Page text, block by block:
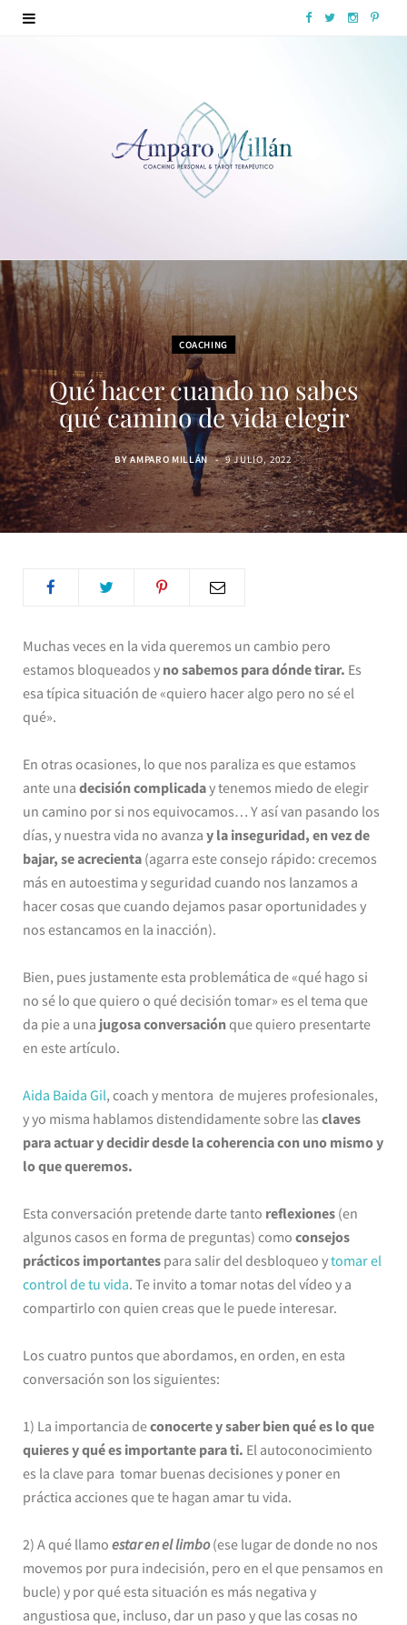
F T I
m
P
s
COACHING
Qué hacer cuando no sabes
qué camino de vida elegir
BYAMPARO MILLÁN 9 JULIO, 2022
Muchas veces en la vida queremos un cambio pero
estamos bloqueados y no sabemos para dónde tirar. Es
esa típica situación de «quiero hacer algo pero no sé el
qué».
En otras ocasiones, lo que nos paraliza es que estamos
ante una decisión complicaday tenemos miedo de elegir
un camino por si nos equivocamos… Y así van pasando los
días, y nuestra vida no avanza y la inseguridad, en vez de
bajar, se acrecienta (agarra este consejo rápido: crecemos
más en autoestima y seguridad cuando nos lanzamos a
hacer cosas que cuando dejamos pasar oportunidades y
nos estancamos en la inacción).
Bien, pues justamente esta problemática de «qué hago si
no sé lo que quiero o qué decisión tomar» es el tema que
da pie a una jugosa conversaciónque quiero presentarte
en este artículo.
Aida Baida Gil, coach y mentora de mujeres profesionales,
y yo misma hablamos distendidamente sobre las claves
para actuar y decidir desde la coherencia con uno mismo y
lo que queremos.
Esta conversación pretende darte tanto reflexiones (en
algunos casos en forma de preguntas) como consejos
prácticos importantes para salir del desbloqueo ytomar el
control de tu vida. Te invito a tomar notas del vídeo y a
compartirlo con quien creas que le puede interesar.
Los cuatro puntos que abordamos, en orden, en esta
conversación son los siguientes:
1) La importancia deconocerte y saber bien qué es lo que
quieres y qué es importante para ti. El autoconocimiento
es la clave para tomar buenas decisiones y poner en
práctica acciones que te hagan amar tu vida.
2) A qué llamo estar en el limbo(ese lugar de donde no nos
movemos por pura indecisión, pero en el que pensamos en
bucle) y por qué esta situación es más negativa y
angustiosa que, incluso, dar un paso y que las cosas no